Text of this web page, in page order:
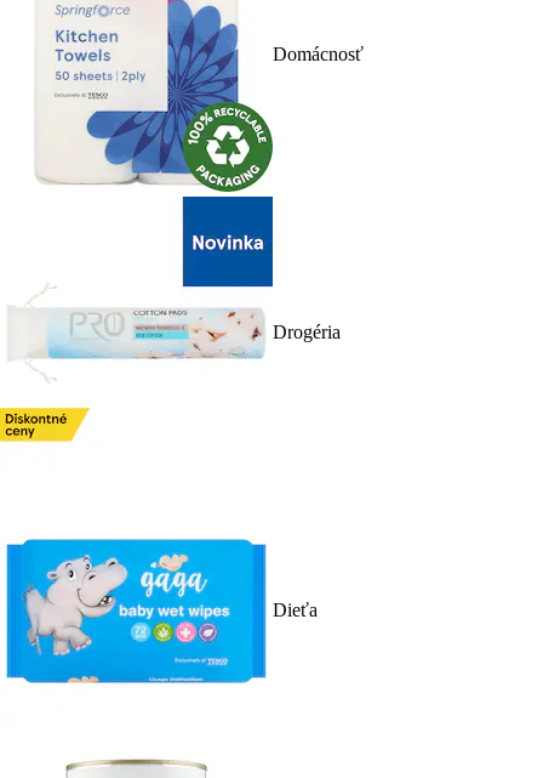
Domácnosť
Drogéria
Dieťa